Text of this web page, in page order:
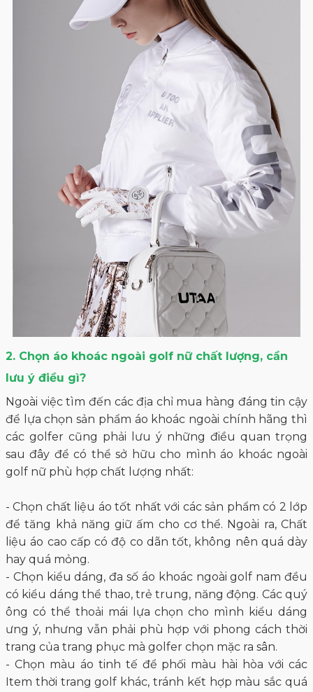
2. Chọn áo khoác ngoài golf nữ chất lượng, cần
lưu ý điều gì?
Ngoài việc tìm đến các địa chỉ mua hàng đáng tin cậy
để lựa chọn sản phẩm áo khoác ngoài chính hãng thì
các golfer cũng phải lưu ý những điều quan trọng
sau đây để có thể sở hữu cho mình áo khoác ngoài
golf nữ phù hợp chất lượng nhất:
- Chọn chất liệu áo tốt nhất với các sản phẩm có 2 lớp
để tăng khả năng giữ ấm cho cơ thể. Ngoài ra, Chất
liệu áo cao cấp có độ co dãn tốt, không nên quá dày
hay quá mỏng.
- Chọn kiểu dáng, đa số áo khoác ngoài golf nam đều
có kiểu dáng thể thao, trẻ trung, năng động. Các quý
ông có thể thoải mái lựa chọn cho mình kiểu dáng
ưng ý, nhưng vẫn phải phù hợp với phong cách thời
trang của trang phục mà golfer chọn mặc ra sân.
- Chọn màu áo tinh tế để phối màu hài hòa với các
Item thời trang golf khác, tránh kết hợp màu sắc quá